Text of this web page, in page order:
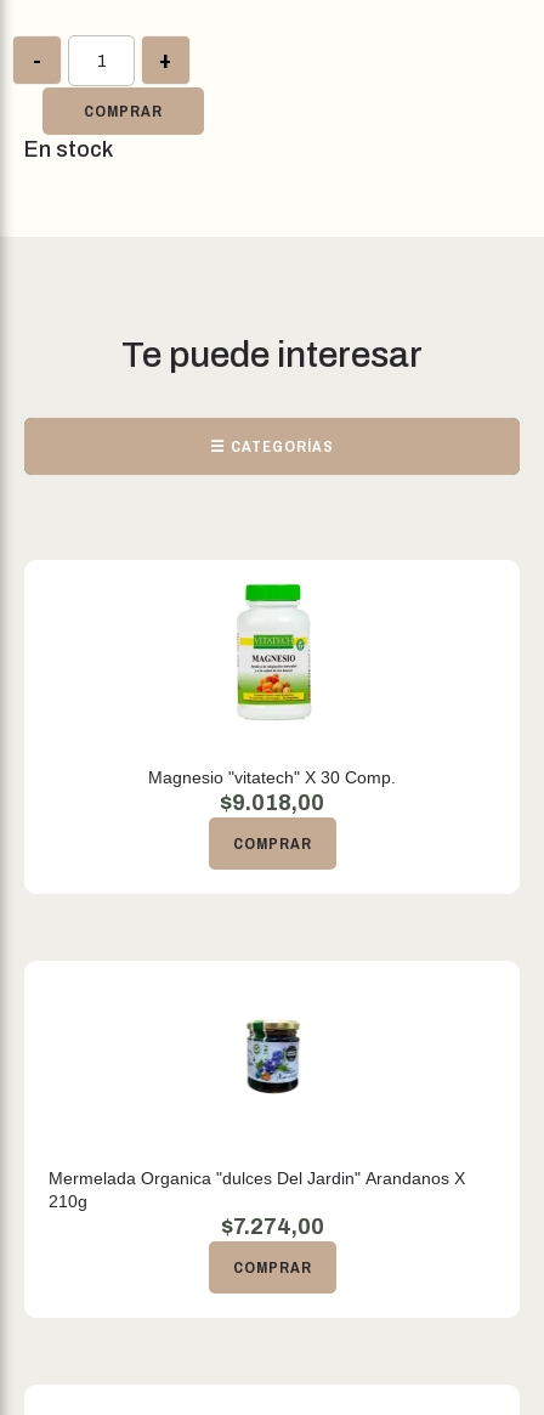
- +
COMPRAR
En stock
Te puede interesar
☰ CATEGORÍAS
Magnesio "vitatech" X 30 Comp.
$9.018,00
COMPRAR
Mermelada Organica "dulces Del Jardin" Arandanos X
210g
$7.274,00
COMPRAR